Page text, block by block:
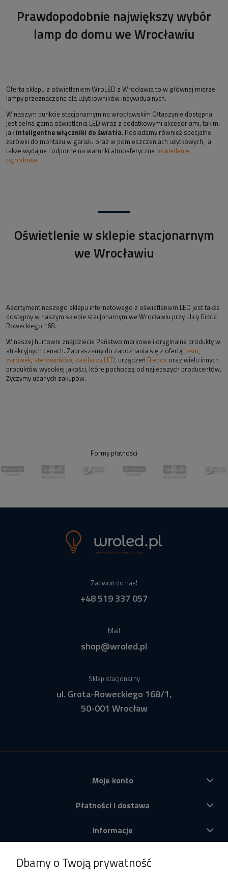
Prawdopodobnie największy wybór
lamp do domu we Wrocławiu
Oferta sklepu z oświetleniem WroLED z Wrocławia to w głównej mierze
lampy przeznaczone dla użytkowników indywidualnych.
W naszym punkcie stacjonarnym na wrocławskim Ołtaszynie dostępna
jest pełna gama oświetlenia LED wraz z dodatkowymi akcesoriami, takimi
jak inteligentne włączniki do światła. Posiadamy również specjalne
żarówki do montażu w garażu oraz w pomieszczeniach użytkowych, a
także wydajne i odporne na warunki atmosferyczne oświetlenie
ogrodowe.
Oświetlenie w sklepie stacjonarnym
we Wrocławiu
Asortyment naszego sklepu internetowego z oświetleniem LED jest także
dostępny w naszym sklepie stacjonarnym we Wrocławiu przy ulicy Grota
Roweckiego 168.
W naszej hurtowni znajdziecie Państwo markowe i oryginalne produkty w
atrakcyjnych cenach. Zapraszamy do zapoznania się z ofertą taśm,
żarówek, sterowników, zasilaczy LED, urządzeń Blebox oraz wielu innych
produktów wysokiej jakości, które pochodzą od najlepszych producentów.
Życzymy udanych zakupów.
Formy płatności
Zadwoń do nas!
+48 519 337 057
Mail
shop@wroled.pl
Sklep stacjonarny
ul. Grota-Roweckiego 168/1,
50-001 Wrocław
Moje konto
Płatności i dostawa
Informacje
Dbamy o Twoją prywatność